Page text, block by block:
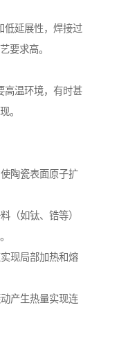
低延展性，焊接过
要求高。
高温环境，有时甚
。
陶瓷表面原子扩
如钛、锆等）
现局部加热和熔
产生热量实现连